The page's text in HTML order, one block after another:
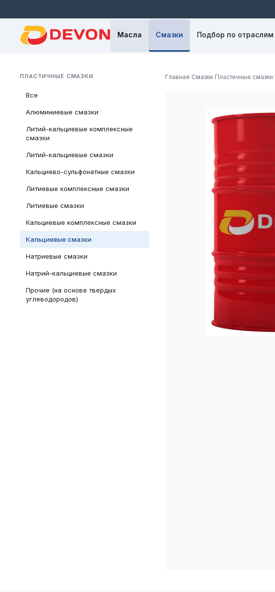
Масла Смазки Подбор по отраслям
ПЛАСТИЧНЫЕ СМАЗКИ
Все
Алюминиевые смазки
Литий-кальциевые комплексные
смазки
Литий-кальциевые смазки
Кальциево-сульфонатные смазки
Литиевые комплексные смазки
Литиевые смазки
Кальциевые комплексные смазки
Кальциевые смазки
Натриевые смазки
Натрий-кальциевые смазки
Прочие (на основе твердых
углеводородов)
Главная Смазки Пластичные смазки